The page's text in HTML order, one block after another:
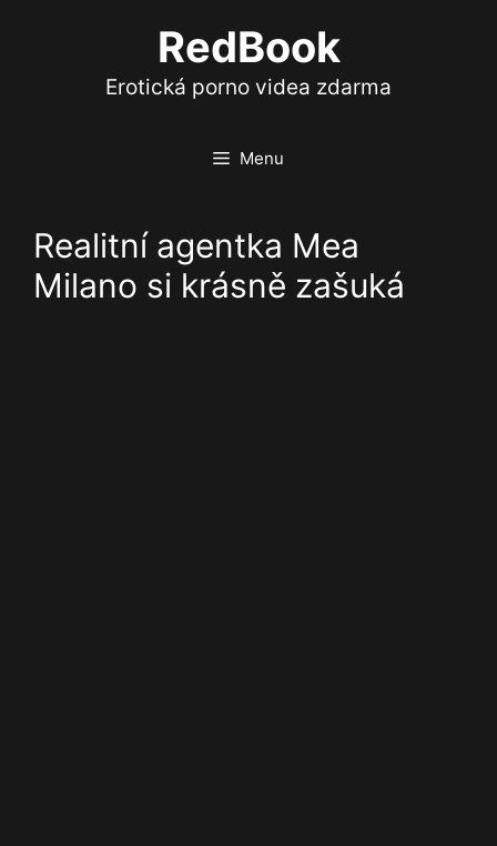
RedBook
Erotická porno videa zdarma
Menu
Realitní agentka Mea
Milano si krásně zašuká